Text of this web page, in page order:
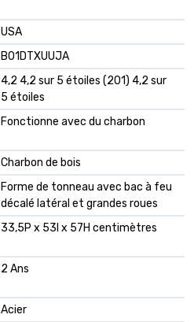
USA
B01DTXUUJA
4,2 4,2 sur 5 étoiles (201) 4,2 sur
5 étoiles
Fonctionne avec du charbon
Charbon de bois
Forme de tonneau avec bac à feu
décalé latéral et grandes roues
33,5P x 53l x 57H centimètres
2 Ans
Acier